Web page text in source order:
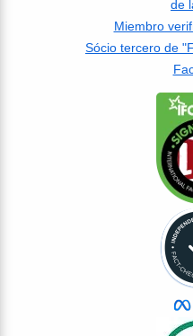
de
Miembro
Sócio tercero de